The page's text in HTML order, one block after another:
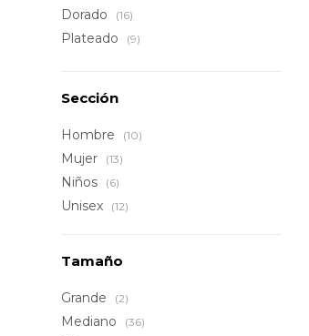
Dorado (16)
Plateado (9)
Sección
Hombre (10)
Mujer (13)
Niños (6)
Unisex (12)
Tamaño
Grande (2)
Mediano (36)